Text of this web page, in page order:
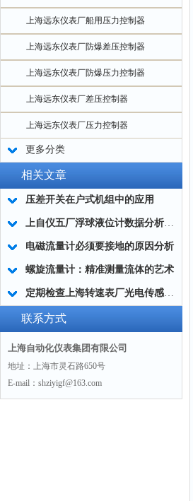
上海远东仪表厂船用压力控制器
上海远东仪表厂防爆差压控制器
上海远东仪表厂防爆压力控制器
上海远东仪表厂差压控制器
上海远东仪表厂压力控制器
更多分类
相关文章
压差开关在户式机组中的应用
上自仪五厂浮球液位计数据分析和诊断方法
电磁流量计必须要接地的原因分析
螺旋流量计：精准测量流体的艺术
定期检查上海转速表厂光电传感器的必要性
联系方式
上海自动化仪表集团有限公司
地址：上海市灵石路650号
E-mail：shziyigf@163.com